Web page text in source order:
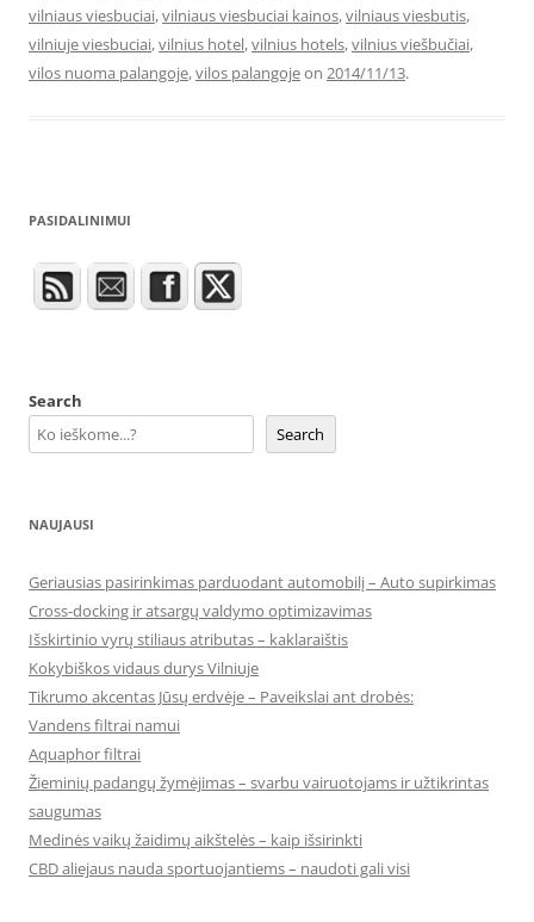
vilniaus viesbuciai,vilniaus viesbuciai kainos,vilniaus viesbutis,
vilniuje viesbuciai,vilnius hotel,vilnius hotels,vilnius viešbučiai,
vilos nuoma palangoje,vilos palangojeon 2014/11/13.
PASIDALINIMUI
Search
Search
NAUJAUSI
Geriausias pasirinkimas parduodant automobilį – Auto supirkimas
Cross-docking ir atsargų valdymo optimizavimas
Išskirtinio vyrų stiliaus atributas – kaklaraištis
Kokybiškos vidaus durys Vilniuje
Tikrumo akcentas Jūsų erdvėje – Paveikslai ant drobės:
Vandens filtrai namui
Aquaphor filtrai
Žieminių padangų žymėjimas – svarbu vairuotojams ir užtikrintas
saugumas
Medinės vaikų žaidimų aikštelės – kaip išsirinkti
CBD aliejaus nauda sportuojantiems – naudoti gali visi